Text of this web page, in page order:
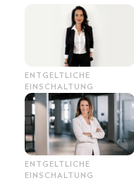
ENTGELTLICHE
EINSCHALTUNG
ENTGELTLICHE
EINSCHALTUNG